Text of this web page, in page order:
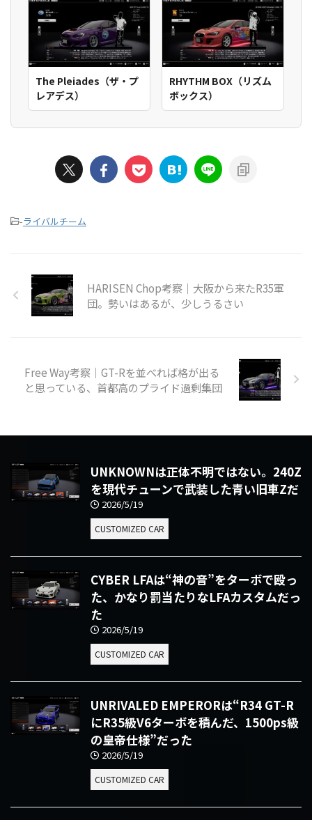
The Pleiades（ザ・プ
レアデス）
RHYTHM BOX（リズム
ボックス）
-ライバルチーム
HARISEN Chop考察｜大阪から来たR35軍
団。勢いはあるが、少しうるさい
Free Way考察｜GT-Rを並べれば格が出る
と思っている、首都高のプライド過剰集団
UNKNOWNは正体不明ではない。240Z
を現代チューンで武装した青い旧車Zだ
2026/5/19
CUSTOMIZED CAR
CYBER LFAは“神の音”をターボで殴っ
た、かなり罰当たりなLFAカスタムだっ
た
2026/5/19
CUSTOMIZED CAR
UNRIVALED EMPERORは“R34 GT-R
にR35級V6ターボを積んだ、1500ps級
の皇帝仕様”だった
2026/5/19
CUSTOMIZED CAR